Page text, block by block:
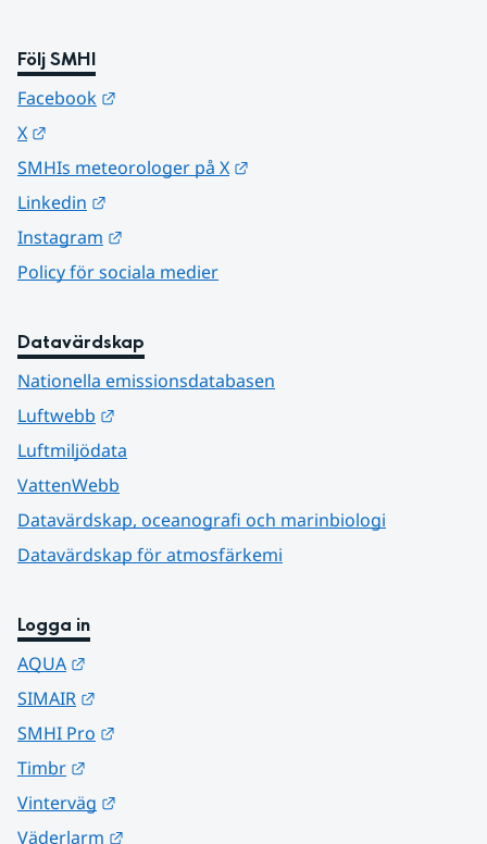
Följ SMHI
Facebook
X
SMHIs meteorologer på X
Linkedin
Instagram
Policy för sociala medier
Datavärdskap
Nationella emissionsdatabasen
Luftwebb
Luftmiljödata
VattenWebb
Datavärdskap, oceanografi och marinbiologi
Datavärdskap för atmosfärkemi
Logga in
AQUA
SIMAIR
SMHI Pro
Timbr
Vinterväg
Väderlarm